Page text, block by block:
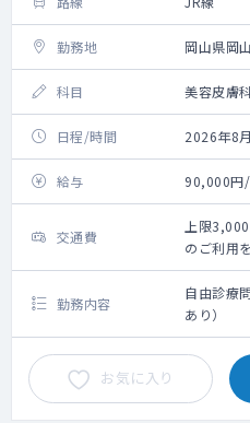
勤務地 岡山県岡
科目 美容皮膚
日程/時間 2026年8
給与 90,000円/
交通費
上限
のご利用
クシー利
勤務内容
自由診療
あり）
お気に入り